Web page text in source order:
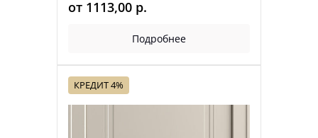
от 1113,00 р.
Подробнее
КРЕДИТ 4%